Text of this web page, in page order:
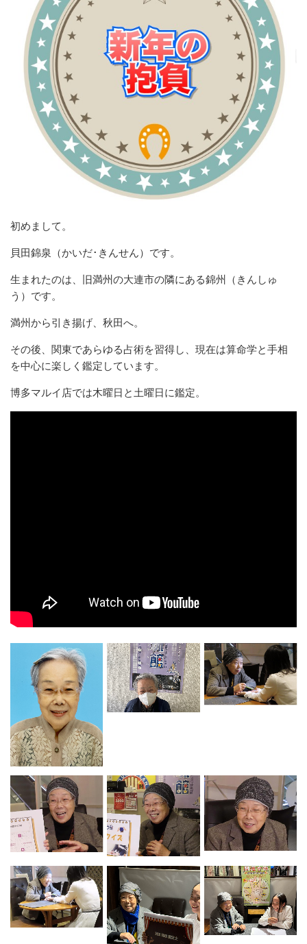
初めまして。
貝田錦泉（かいだ･きんせん）です。
生まれたのは、旧満州の大連市の隣にある錦州（きんしゅ
う）です。
満州から引き揚げ、秋田へ。
その後、関東であらゆる占術を習得し、現在は算命学と手相
を中心に楽しく鑑定しています。
博多マルイ店では木曜日と土曜日に鑑定。